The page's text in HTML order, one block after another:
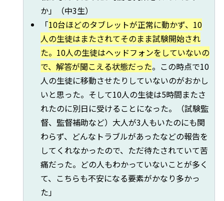
か」（中3生）
「10台ほどのタブレットが正常に動かず、10
人の生徒はまたされてそのまま試験開始され
た。10人の生徒はヘッドフォンをしていないの
で、解答が聞こえる状態だった。この時点で10
人の生徒に移動させたりしていないのがおかし
いと思った。そして10人の生徒は5時間またさ
れたのに別日に受けることになった。（試験監
督、監督補助など）大人が3人もいたのにも関
わらず、どんなトラブルがあったなどの報告を
してくれなかったので、ただ待たされていて苦
痛だった。どの人もわかっていないことが多く
て、こちらも不安になる要素がかなり多かっ
た」